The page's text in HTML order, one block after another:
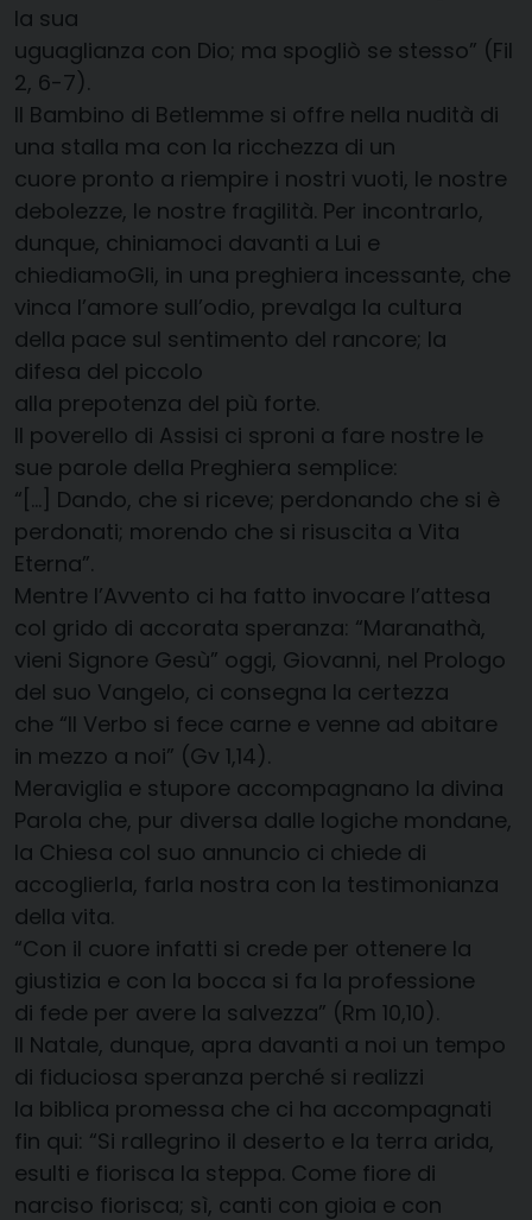
la sua
uguaglianza con Dio; ma spogliò se stesso” (Fil
2, 6-7).
Il Bambino di Betlemme si offre nella nudità di
una stalla ma con la ricchezza di un
cuore pronto a riempire i nostri vuoti, le nostre
debolezze, le nostre fragilità. Per incontrarlo,
dunque, chiniamoci davanti a Lui e
chiediamoGli, in una preghiera incessante, che
vinca l’amore sull’odio, prevalga la cultura
della pace sul sentimento del rancore; la
difesa del piccolo
alla prepotenza del più forte.
Il poverello di Assisi ci sproni a fare nostre le
sue parole della Preghiera semplice:
“[…] Dando, che si riceve; perdonando che si è
perdonati; morendo che si risuscita a Vita
Eterna”.
Mentre l’Avvento ci ha fatto invocare l’attesa
col grido di accorata speranza: “Maranathà,
vieni Signore Gesù” oggi, Giovanni, nel Prologo
del suo Vangelo, ci consegna la certezza
che “Il Verbo si fece carne e venne ad abitare
in mezzo a noi” (Gv 1,14).
Meraviglia e stupore accompagnano la divina
Parola che, pur diversa dalle logiche mondane,
la Chiesa col suo annuncio ci chiede di
accoglierla, farla nostra con la testimonianza
della vita.
“Con il cuore infatti si crede per ottenere la
giustizia e con la bocca si fa la professione
di fede per avere la salvezza” (Rm 10,10).
Il Natale, dunque, apra davanti a noi un tempo
di fiduciosa speranza perché si realizzi
la biblica promessa che ci ha accompagnati
fin qui: “Si rallegrino il deserto e la terra arida,
esulti e fiorisca la steppa. Come fiore di
narciso fiorisca; sì, canti con gioia e con